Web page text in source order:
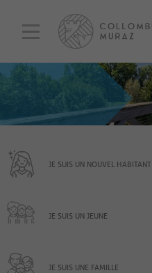
JE SUIS UN NOUVEL HABITANT
JE SUIS UN JEUNE
JE SUIS UNE FAMILLE